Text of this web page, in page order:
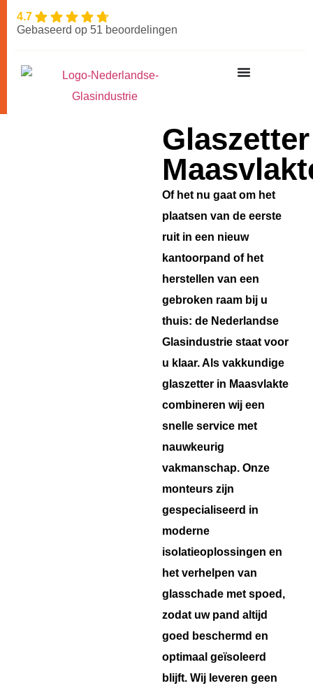
4.7
Gebaseerd op 51 beoordelingen
Glaszetter
Of het nu gaat om het
plaatsen van de eerste
ruit in een nieuw
kantoorpand of het
herstellen van een
gebroken raam bij u
thuis: de Nederlandse
Glasindustrie staat voor
u klaar. Als vakkundige
glaszetter in Maasvlakte
combineren wij een
snelle service met
nauwkeurig
vakmanschap. Onze
monteurs zijn
gespecialiseerd in
moderne
isolatieoplossingen en
het verhelpen van
glasschade met spoed,
zodat uw pand altijd
goed beschermd en
optimaal geïsoleerd
blijft. Wij leveren geen